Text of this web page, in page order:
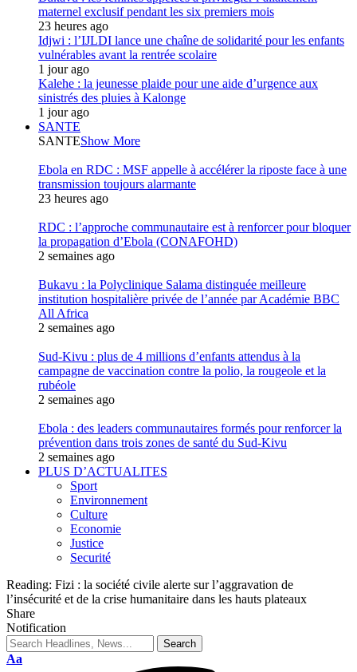
maternel exclusif pendant les six premiers mois
23 heures ago
Idjwi : l’IJLDI lance une chaîne de solidarité pour les enfants
vulnérables avant la rentrée scolaire
1 jour ago
Kalehe : la jeunesse plaide pour une aide d’urgence aux
sinistrés des pluies à Kalonge
1 jour ago
SANTE
SANTEShow More
Ebola en RDC : MSF appelle à accélérer la riposte face à une
transmission toujours alarmante
23 heures ago
RDC : l’approche communautaire est à renforcer pour bloquer
la propagation d’Ebola (CONAFOHD)
2 semaines ago
Bukavu : la Polyclinique Salama distinguée meilleure
institution hospitalière privée de l’année par Académie BBC
All Africa
2 semaines ago
Sud-Kivu : plus de 4 millions d’enfants attendus à la
campagne de vaccination contre la polio, la rougeole et la
rubéole
2 semaines ago
Ebola : des leaders communautaires formés pour renforcer la
prévention dans trois zones de santé du Sud-Kivu
2 semaines ago
PLUS D’ACTUALITES
Sport
Environnement
Culture
Economie
Justice
Securité
Reading: Fizi : la société civile alerte sur l’aggravation de
l’insécurité et de la crise humanitaire dans les hauts plateaux
Share
Notification
Aa